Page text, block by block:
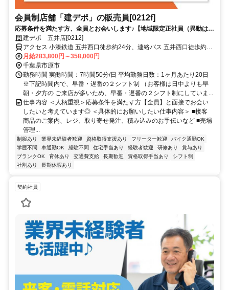
会員制店舗「建デポ」の販売員[0212f]
応募条件を満たす方、全員とお会いします♪【地域限定正社員（異動は同
一県内のみ）】未経験でも高月給★専門知識は、働きながら磨けばいい
★建デポ！
建デポ 五井店[0212]
アクセス 小湊鉄道 五井西口徒歩約24分、連絡バス 五井西口徒歩約24
分、ＪＲ内房線/ＪＲ総武本線 五井西口徒歩約24分 内房線 五井駅 か
ら 車6分
月給283,800円～358,000円
千葉県市原市
勤務時間 実働時間：7時間50分/日 平均勤務日数：1ヶ月あたり20日
※下記時間内で、早番・遅番の２シフト制 （お客様は日中よりも早
朝・夕方の ご来店が多いため、早番・遅番の２シフト制にしていま...
仕事内容 ＜人柄重視＞応募条件を満たす方【全員】と面接でお会い
したいと考えています◎ ＜具体的にお願いしたい仕事内容＞ ■接客
商品のご案内、レジ、取り寄せ発注、積み込みのお手伝いなど ■売場
管理...
制服あり 業界未経験者歓迎 資格取得支援あり フリーター歓迎
バイク通勤OK
学歴不問
車通勤OK 経験不問 住宅手当あり 経験者歓迎 研修あり
賞与あり
ブランクOK
育休あり 交通費支給 長期歓迎 資格取得手当あり
シフト制
社割あり
長期休暇あり
契約社員